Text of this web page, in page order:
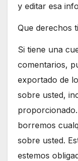
y editar esa
Que derechos
Si tiene una
comentarios,
exportado de
sobre usted,
borremos
sobre usted.
estemos